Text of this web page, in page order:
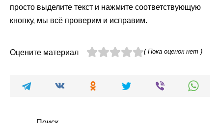
просто выделите текст и нажмите соответствующую
кнопку, мы всё проверим и исправим.
Оцените материал ( Пока оценок нет )